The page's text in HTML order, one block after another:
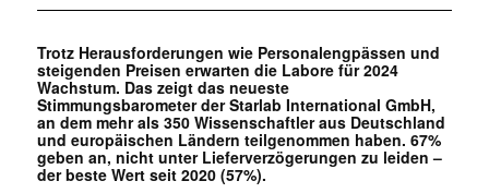
Trotz Herausforderungen wie Personalengpässen und
steigenden Preisen erwarten die Labore für 2024
Wachstum. Das zeigt das neueste
Stimmungsbarometer der Starlab International GmbH,
an dem mehr als 350 Wissenschaftler aus Deutschland
und europäischen Ländern teilgenommen haben. 67%
geben an, nicht unter Lieferverzögerungen zu leiden –
der beste Wert seit 2020 (57%).